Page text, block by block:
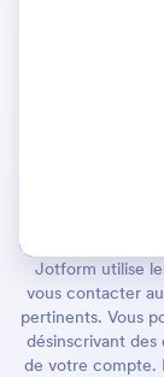
Jotform utilise
vous contacter
pertinents. Vous
désinscrivant
de votre compte.